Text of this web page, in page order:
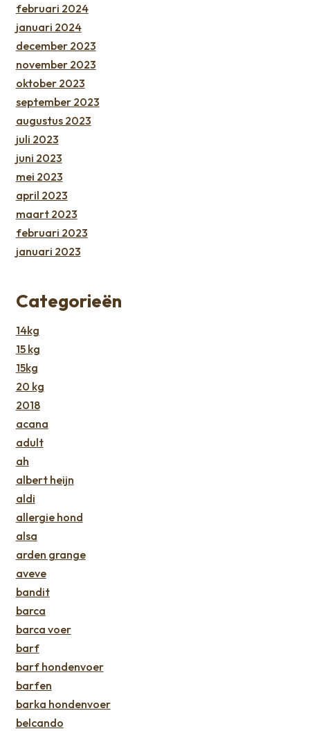
februari 2024
januari 2024
december 2023
november 2023
oktober 2023
september 2023
augustus 2023
juli 2023
juni 2023
mei 2023
april 2023
maart 2023
februari 2023
januari 2023
Categorieën
14kg
15 kg
15kg
20 kg
2018
acana
adult
ah
albert heijn
aldi
allergie hond
alsa
arden grange
aveve
bandit
barca
barca voer
barf
barf hondenvoer
barfen
barka hondenvoer
belcando